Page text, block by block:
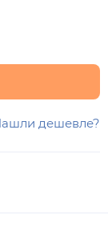
дешевле?